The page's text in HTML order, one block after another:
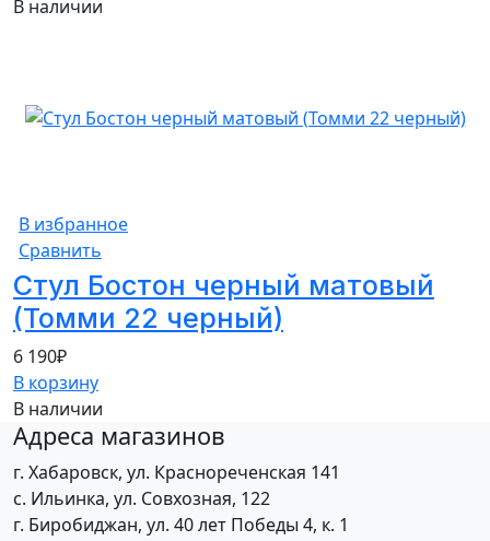
В наличии
В избранное
Сравнить
Стул Бостон черный матовый
(Томми 22 черный)
6 190₽
В корзину
В наличии
Адреса магазинов
г. Хабаровск, ул. Краснореченская 141
с. Ильинка, ул. Совхозная, 122
г. Биробиджан, ул. 40 лет Победы 4, к. 1